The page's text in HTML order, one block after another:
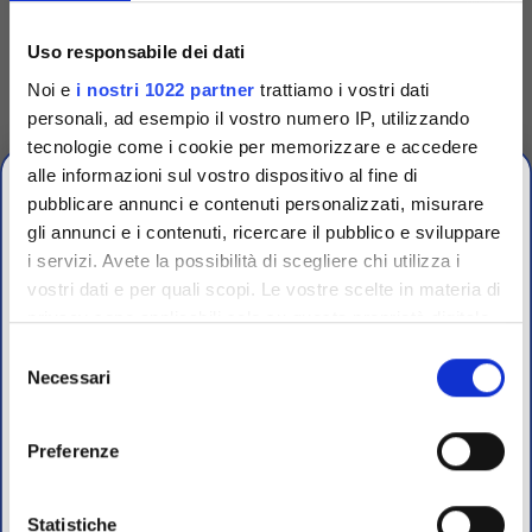
Uso responsabile dei dati
Noi e i nostri 1022 partner trattiamo i vostri dati
personali, ad esempio il vostro numero IP, utilizzando
tecnologie come i cookie per memorizzare e accedere
alle informazioni sul vostro dispositivo al fine di
pubblicare annunci e contenuti personalizzati, misurare
gli annunci e i contenuti, ricercare il pubblico e sviluppare
i servizi. Avete la possibilità di scegliere chi utilizza i
vostri dati e per quali scopi. Le vostre scelte in materia di
privacy sono applicabili solo su questa proprietà digitale
modificare o revocare il proprio consenso in qualsiasi
momento dalla Dichiarazione sui cookie o facendo clic
raccogliere informazioni sulla tua posizione
delNecessari
Preferenze
Statistiche
cartucce dischi
antibiotici
Dispensatore per cartucce con
dischi antibiotici brand
Biomaxima e compatibile
Oxoid.
Accedi Per visualizzare
prezzi e schede tecniche
OFFERTE PROMO
Scopri le migliori offerte del momento su molti dei